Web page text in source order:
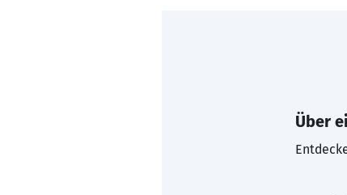
Über